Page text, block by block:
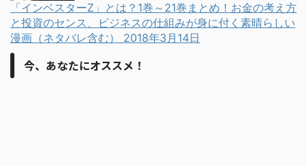
「インベスターZ」とは？1巻～21巻まとめ！お金の考え方
と投資のセンス、ビジネスの仕組みが身に付く素晴らしい
漫画（ネタバレ含む） 2018年3月14日
今、あなたにオススメ！